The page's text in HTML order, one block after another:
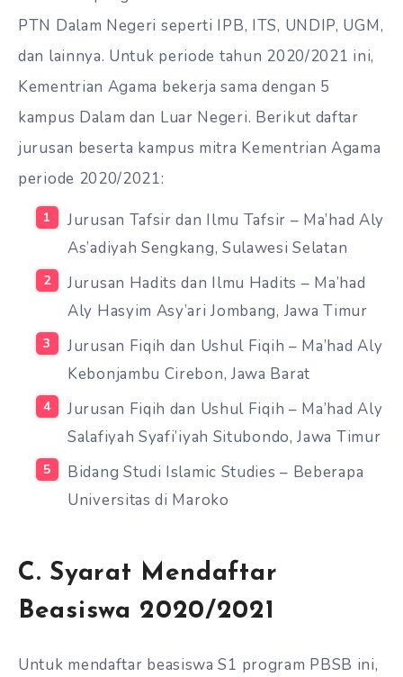
PTN Dalam Negeri seperti IPB, ITS, UNDIP, UGM,
dan lainnya. Untuk periode tahun 2020/2021 ini,
Kementrian Agama bekerja sama dengan 5
kampus Dalam dan Luar Negeri. Berikut daftar
jurusan beserta kampus mitra Kementrian Agama
periode 2020/2021:
Jurusan Tafsir dan Ilmu Tafsir – Ma’had Aly
As’adiyah Sengkang, Sulawesi Selatan
Jurusan Hadits dan Ilmu Hadits – Ma’had
Aly Hasyim Asy’ari Jombang, Jawa Timur
Jurusan Fiqih dan Ushul Fiqih – Ma’had Aly
Kebonjambu Cirebon, Jawa Barat
Jurusan Fiqih dan Ushul Fiqih – Ma’had Aly
Salafiyah Syafi’iyah Situbondo, Jawa Timur
Bidang Studi Islamic Studies – Beberapa
Universitas di Maroko
C. Syarat Mendaftar
Beasiswa 2020/2021
Untuk mendaftar beasiswa S1 program PBSB ini,